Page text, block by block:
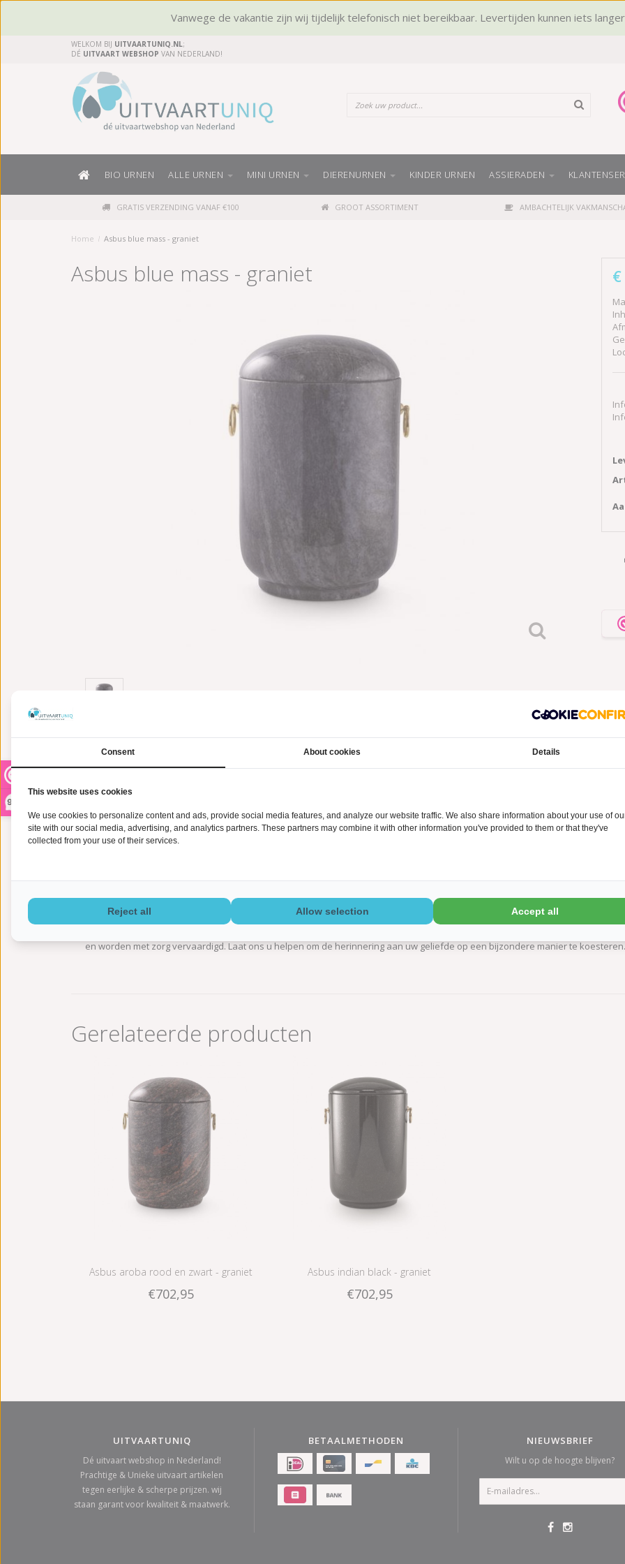
9,2
Vanwege de vakantie zijn wij tijdelijk telefonisch niet bereikbaar. Levertijden kunnen iets
WELKOM BIJ UITVAARTUNIQ.NL;
DÉ UITVAART WEBSHOP VAN NEDERLAND!
BIO URNEN ALLE URNEN MINI URNEN DIERENURNEN KINDER URNEN ASSIERADEN
GRATIS VERZENDING VANAF €100 GROOT ASSORTIMENT AMBACHTELIJK
Home / Asbus blue mass - graniet
Asbus blue mass - graniet
Informatie
traditionele statige vormgeving en de goudkleurige handvaten realiseren een bijzondere urn en een mooi & tastbaar
urn zowel binnen als buiten plaatsen. Deze marmeren urn is 29,5 cm hoog, heeft een doorsnede van 19,5 cm en weegt in totaal
normaal gesproken 23 cm hoog is en een diameter heeft van ongeveer 17 cm, kunt u in deze urn plaatsen. Vraag voor de
Op zoek naar een betekenisvolle manier om de herinnering aan uw dierbare te bewaren? Bij UitvaartUniq.nl vindt u een
en worden met zorg vervaardigd. Laat ons u helpen om de herinnering aan uw geliefde op een bijzondere manier te
Gerelateerde producten
Asbus aroba rood en zwart - graniet
€702,95
Asbus indian black - graniet
€702,95
UITVAARTUNIQ
Dé uitvaart webshop in Nederland!
Prachtige & Unieke uitvaart artikelen
tegen eerlijke & scherpe prijzen. wij
staan garant voor kwaliteit & maatwerk.
BETAALMETHODEN NIEUWSBRIEF
Wilt u op de hoogte blijven?
Consent About cookies Details
This website uses cookies
We use cookies to personalize content and ads, provide social media features, and analyze our website traffic. We also share information about your use of
site with our social media, advertising, and analytics partners. These partners may combine it with other information you've provided to them or that they've
collected from your use of their services.
Reject all Allow selection Accept all